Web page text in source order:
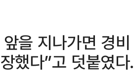
을 지나가면 경
했다”고 덧붙였다.